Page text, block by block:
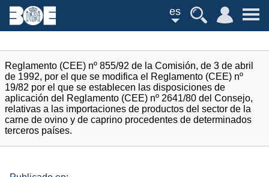
es
Reglamento (CEE) nº 855/92 de la Comisión, de 3 de abril
de 1992, por el que se modifica el Reglamento (CEE) nº
19/82 por el que se establecen las disposiciones de
aplicación del Reglamento (CEE) nº 2641/80 del Consejo,
relativas a las importaciones de productos del sector de la
carne de ovino y de caprino procedentes de determinados
terceros países.